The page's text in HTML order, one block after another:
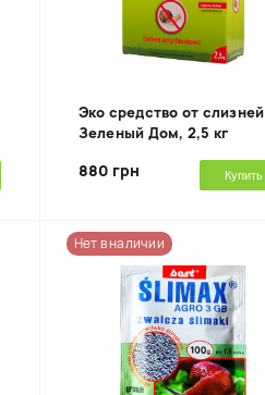
Эко средство от слизней
Зеленый Дом, 2,5 кг
880 грн Купить
Нет в наличии